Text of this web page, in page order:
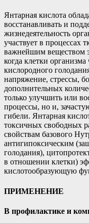
Янтарная кислота
восстанавливать и
жизнедеятельность
участвует в процессах
важнейшим веществом
когда клетки
кислородного
напряжение, стрессы,
дополнительных
только улучшить или
процессы, но и,
гибели. Янтарная
токсичных свободных
свойствам базового
антигипоксическим
голодания),
в отношении клетки)
кислотообразующую
ПРИМЕНЕНИЕ
В профилактике и